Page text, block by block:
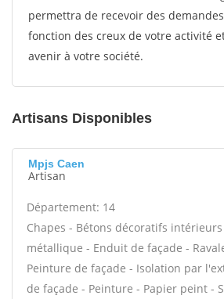
permettra de recevoir des
fonction des creux de votre activité
avenir à votre société.
Artisans Disponibles
Mpjs Caen
Artisan
Département: 14
Chapes - Bétons décoratifs
métallique - Enduit de façade -
Peinture de façade - Isolation par
de façade - Peinture - Papier peint -